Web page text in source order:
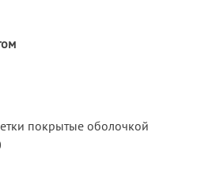
покрытые оболочкой